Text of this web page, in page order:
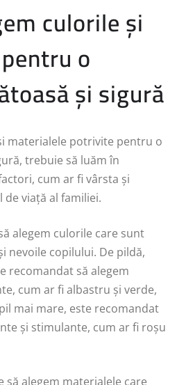
culorile și
o
și sigură
materialele potrivite pentru o
trebuie să luăm în
cum ar fi vârsta și
viață al familiei.
alegem culorile care sunt
nevoile copilului. De pildă,
recomandat să alegem
cum ar fi albastru și verde,
mai mare, este recomandat
și stimulante, cum ar fi roșu
să alegem materialele care